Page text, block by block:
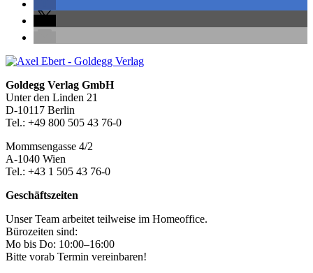
Seitenleiste
Footer-
Section
Goldegg Verlag GmbH
Unter den Linden 21
D-10117 Berlin
Tel.: +49 800 505 43 76-0
Mommsengasse 4/2
A-1040 Wien
Tel.: +43 1 505 43 76-0
Geschäftszeiten
Unser Team arbeitet teilweise im Homeoffice.
Bürozeiten sind:
Mo bis Do: 10:00–16:00
Bitte vorab Termin vereinbaren!